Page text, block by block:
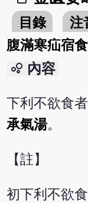
目錄 注
腹滿寒疝宿
bubble_chart 內容
下利不欲食
承氣湯。
【註】
初下利不欲